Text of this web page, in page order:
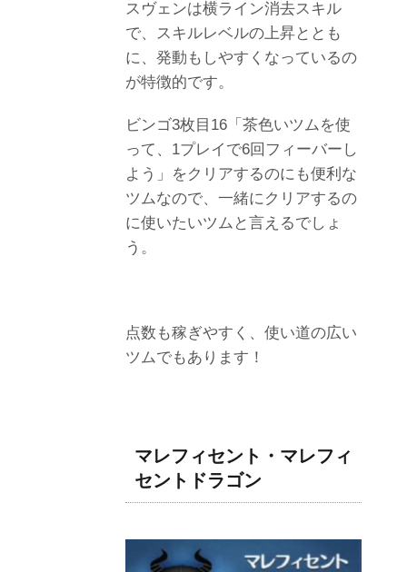
スヴェンは横ライン消去スキル
で、スキルレベルの上昇ととも
に、発動もしやすくなっているの
が特徴的です。
ビンゴ3枚目16「茶色いツムを使
って、1プレイで6回フィーバーし
よう」をクリアするのにも便利な
ツムなので、一緒にクリアするの
に使いたいツムと言えるでしょ
う。
点数も稼ぎやすく、使い道の広い
ツムでもあります！
マレフィセント・マレフィ
セントドラゴン